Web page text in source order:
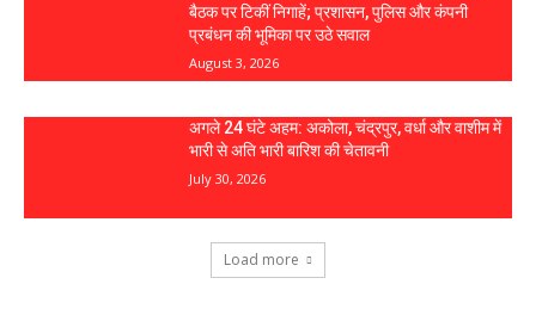
बैठक पर टिकीं निगाहें; प्रशासन, पुलिस और कंपनी
प्रबंधन की भूमिका पर उठे सवाल
August 3, 2026
अगले 24 घंटे अहम: अकोला, चंद्रपुर, वर्धा और वाशीम में
भारी से अति भारी बारिश की चेतावनी
July 30, 2026
Load more